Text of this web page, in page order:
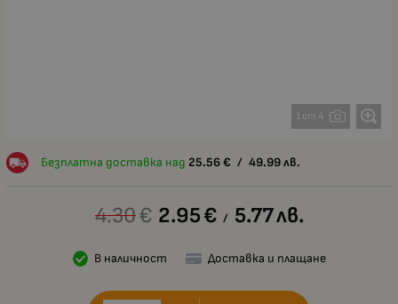
1 от 4
Безплатна доставка над 25.56 € / 49.99 лв.
4.30€ 2.95€ / 5.77лв.
В наличност Доставка и плащане